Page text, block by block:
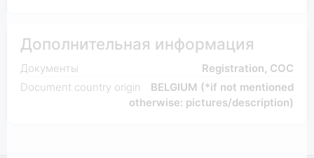
Дополнительная информация
Документы
Registration, COC
Document country origin
BELGIUM (*if not mentioned
otherwise: pictures/description)